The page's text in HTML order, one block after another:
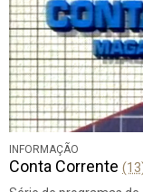
INFORMAÇÃO
Conta Corrente